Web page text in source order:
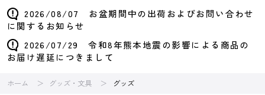
2026/08/07 お盆期間中の出荷およびお問い合わせ
に関するお知らせ
2026/07/29 令和8年熊本地震の影響による商品の
お届け遅延につきまして
ホーム グッズ・文具 グッズ